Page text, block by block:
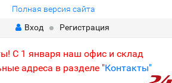
Полная версия сайта
Вход
Регистрация
С 1 января наш офис и склад
адреса в разделе "Контакты"